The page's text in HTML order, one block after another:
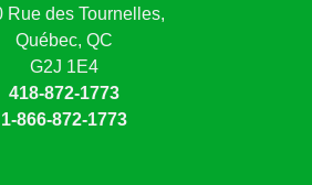
Rue des Tournelles,
Québec, QC
G2J 1E4
418-872-1773
1-866-872-1773